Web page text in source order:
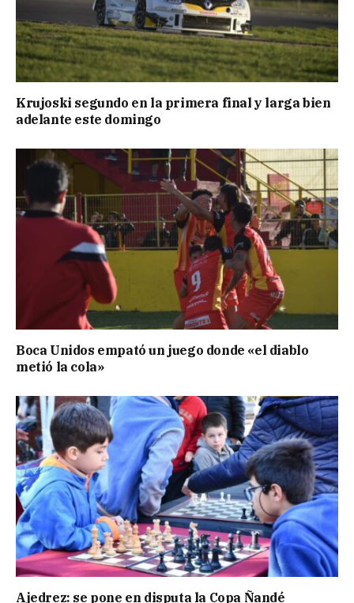
Krujoski segundo en la primera final y larga bien
adelante este domingo
Boca Unidos empató un juego donde «el diablo
metió la cola»
Ajedrez: se pone en disputa la Copa Ñandé